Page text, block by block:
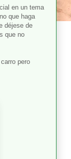
en un tema
que haga
déjese de
que no
pero